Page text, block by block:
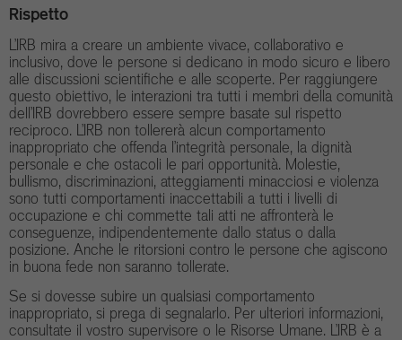
Rispetto
L’IRB mira a creare un ambiente vivace, collaborativo e
inclusivo, dove le persone si dedicano in modo sicuro e libero
alle discussioni scientifiche e alle scoperte. Per raggiungere
questo obiettivo, le interazioni tra tutti i membri della comunità
dell’IRB dovrebbero essere sempre basate sul rispetto
reciproco. L’IRB non tollererà alcun comportamento
inappropriato che offenda l’integrità personale, la dignità
personale e che ostacoli le pari opportunità. Molestie,
bullismo, discriminazioni, atteggiamenti minacciosi e violenza
sono tutti comportamenti inaccettabili a tutti i livelli di
occupazione e chi commette tali atti ne affronterà le
conseguenze, indipendentemente dallo status o dalla
posizione. Anche le ritorsioni contro le persone che agiscono
in buona fede non saranno tollerate.
Se si dovesse subire un qualsiasi comportamento
inappropriato, si prega di segnalarlo. Per ulteriori informazioni,
consultate il vostro supervisore o le Risorse Umane. L’IRB è a